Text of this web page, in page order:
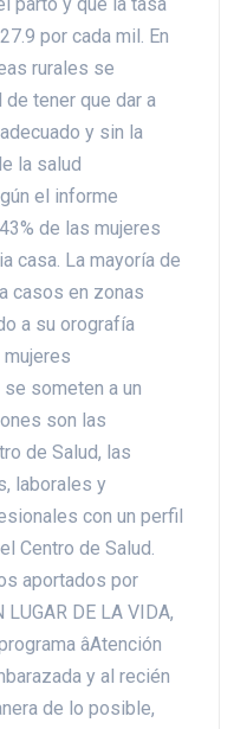
por cada mil. En
rurales se
de tener que dar a
y sin la
la salud
el informe
de las mujeres
casa. La mayoría de
casos en zonas
a su orografía
someten a un
son las
de Salud, las
laborales y
con un perfil
Centro de Salud.
aportados por
DE LA VIDA,
âAtención
y al recién
de lo posible,